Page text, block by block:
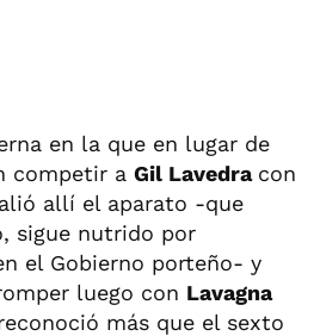
en la que en lugar de
competir a Gil Lavedra con
allí el aparato -que
sigue nutrido por
el Gobierno porteño- y
luego con Lavagna
más que el sexto